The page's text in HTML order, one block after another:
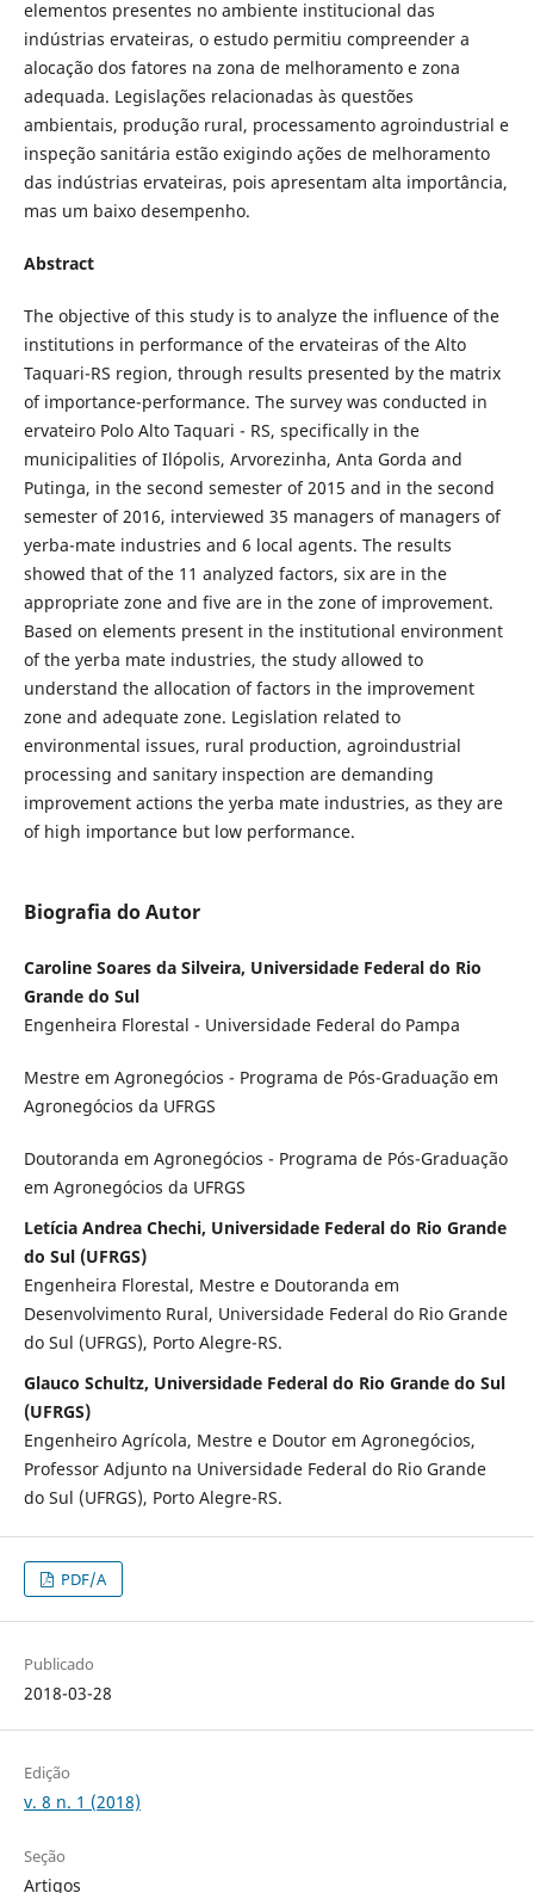
elementos presentes no ambiente institucional das
indústrias ervateiras, o estudo permitiu compreender a
alocação dos fatores na zona de melhoramento e zona
adequada. Legislações relacionadas às questões
ambientais, produção rural, processamento agroindustrial e
inspeção sanitária estão exigindo ações de melhoramento
das indústrias ervateiras, pois apresentam alta importância,
mas um baixo desempenho.
Abstract
The objective of this study is to analyze the influence of the
institutions in performance of the ervateiras of the Alto
Taquari-RS region, through results presented by the matrix
of importance-performance. The survey was conducted in
ervateiro Polo Alto Taquari - RS, specifically in the
municipalities of Ilópolis, Arvorezinha, Anta Gorda and
Putinga, in the second semester of 2015 and in the second
semester of 2016, interviewed 35 managers of managers of
yerba-mate industries and 6 local agents. The results
showed that of the 11 analyzed factors, six are in the
appropriate zone and five are in the zone of improvement.
Based on elements present in the institutional environment
of the yerba mate industries, the study allowed to
understand the allocation of factors in the improvement
zone and adequate zone. Legislation related to
environmental issues, rural production, agroindustrial
processing and sanitary inspection are demanding
improvement actions the yerba mate industries, as they are
of high importance but low performance.
Biografia do Autor
Caroline Soares da Silveira, Universidade Federal do Rio
Grande do Sul
Engenheira Florestal - Universidade Federal do Pampa
Mestre em Agronegócios - Programa de Pós-Graduação em
Agronegócios da UFRGS
Doutoranda em Agronegócios - Programa de Pós-Graduação
em Agronegócios da UFRGS
Letícia Andrea Chechi, Universidade Federal do Rio Grande
do Sul (UFRGS)
Engenheira Florestal, Mestre e Doutoranda em
Desenvolvimento Rural, Universidade Federal do Rio Grande
do Sul (UFRGS), Porto Alegre-RS.
Glauco Schultz, Universidade Federal do Rio Grande do Sul
(UFRGS)
Engenheiro Agrícola, Mestre e Doutor em Agronegócios,
Professor Adjunto na Universidade Federal do Rio Grande
do Sul (UFRGS), Porto Alegre-RS.
PDF/A
Publicado
2018-03-28
Edição
v. 8 n. 1 (2018)
Seção
Artigos